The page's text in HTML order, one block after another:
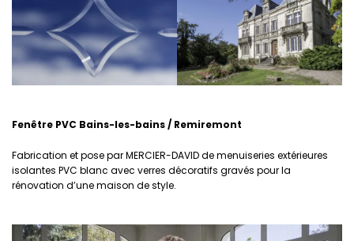
Fenêtre PVC Bains-les-bains / Remiremont
Fabrication et pose par MERCIER-DAVID de menuiseries extérieures
isolantes PVC blanc avec verres décoratifs gravés pour la
rénovation d’une maison de style.